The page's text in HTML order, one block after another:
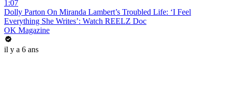
1:07
Dolly Parton On Miranda Lambert’s Troubled Life: ‘I Feel
Everything She Writes’: Watch REELZ Doc
OK Magazine
il y a 6 ans